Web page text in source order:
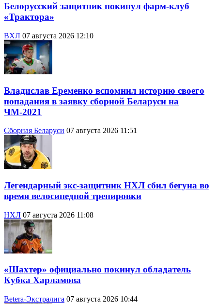
Белорусский защитник покинул фарм-клуб
«Трактора»
ВХЛ 07 августа 2026 12:10
Владислав Еременко вспомнил историю своего
попадания в заявку сборной Беларуси на
ЧМ-2021
Сборная Беларуси 07 августа 2026 11:51
Легендарный экс-защитник НХЛ сбил бегуна во
время велосипедной тренировки
НХЛ 07 августа 2026 11:08
«Шахтер» официально покинул обладатель
Кубка Харламова
Betera-Экстралига 07 августа 2026 10:44